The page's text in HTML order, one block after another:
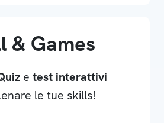
& Games
e test interattivi
le tue skills!